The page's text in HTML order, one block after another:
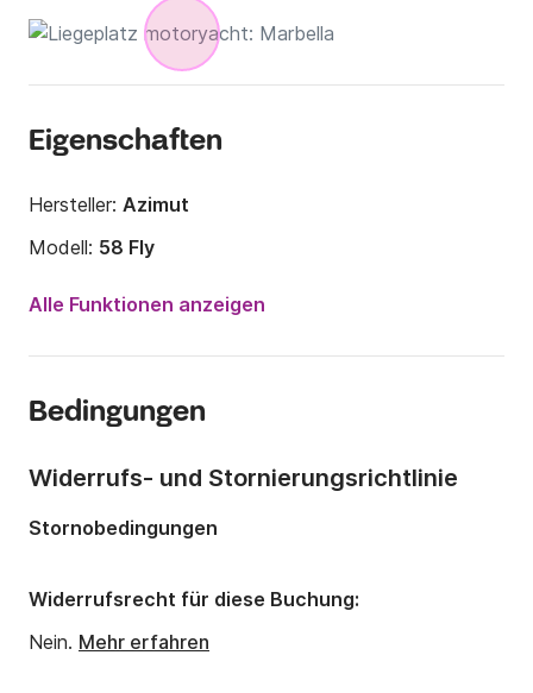
Eigenschaften
Hersteller: Azimut
Modell: 58 Fly
Anzahl Badezimmer:
Alle Funktionen anzeigen
Bedingungen
Widerrufs- und Stornierungsrichtlinie
Stornobedingungen
Widerrufsrecht für diese Buchung:
Nein. Mehr erfahren